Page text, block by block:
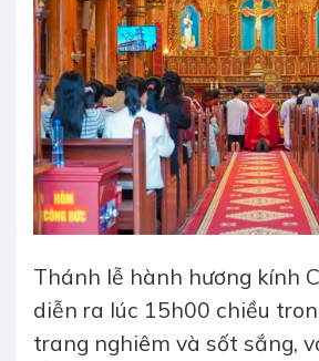
Thánh lễ hành hương kính
diễn ra lúc 15h00 chiều
trang nghiêm và sốt sắng,